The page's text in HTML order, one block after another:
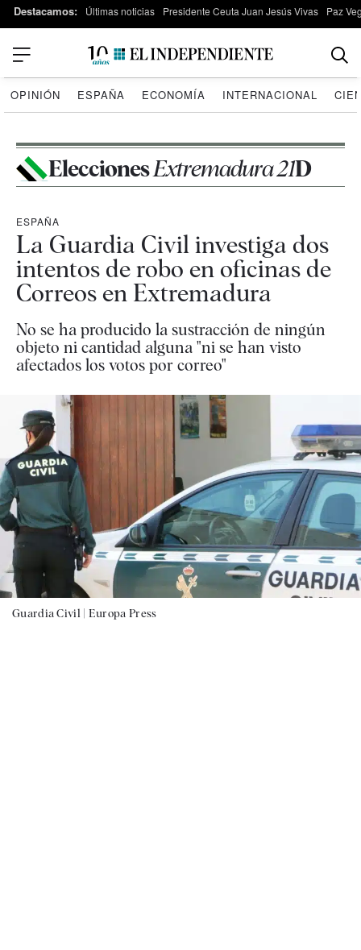
Destacamos: Últimas noticias Presidente Ceuta Juan Jesús Vivas Paz
OPINIÓN ESPAÑA ECONOMÍA INTERNACIONAL
EleccionesExtremadura 21D
ESPAÑA
La Guardia Civil investiga dos
intentos de robo en oficinas de
Correos en Extremadura
No se ha producido la sustracción de ningún
objeto ni cantidad alguna "ni se han visto
afectados los votos por correo"
Guardia Civil | Europa Press